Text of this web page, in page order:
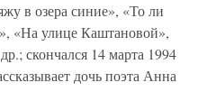
в озера синие», «То ли
«На улице Каштановой»,
скончался 14 марта 1994
дочь поэта Анна